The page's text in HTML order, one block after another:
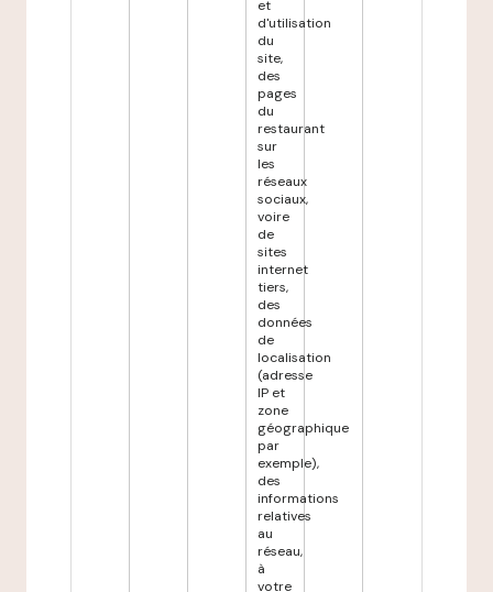
et
d'utilisation
du
site,
des
pages
du
restaurant
sur
les
réseaux
sociaux,
voire
de
sites
internet
tiers,
des
données
de
localisation
(adresse
IP et
zone
géographique
par
exemple),
des
informations
relatives
au
réseau,
à
votre